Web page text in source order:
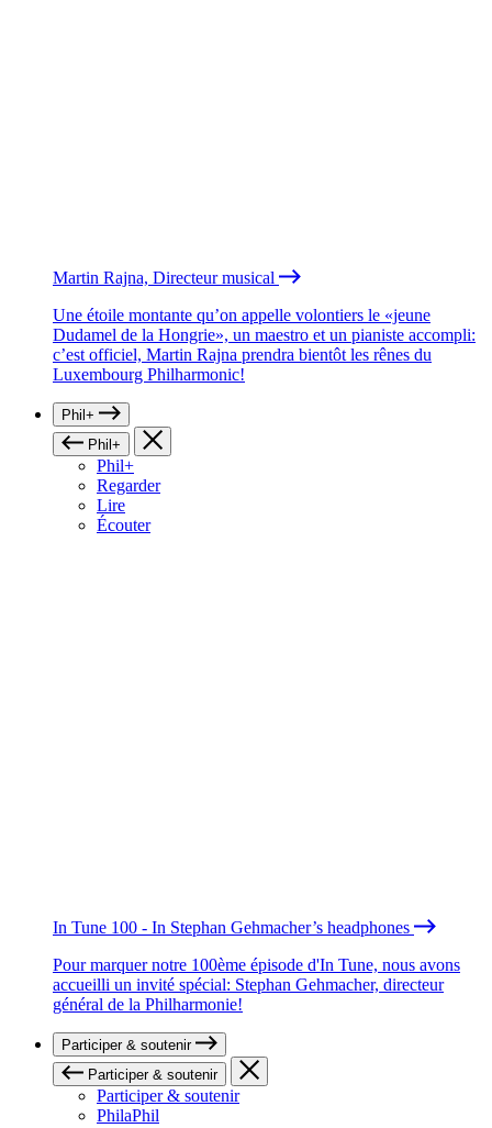
Martin Rajna, Directeur musical
Une étoile montante qu’on appelle volontiers le «jeune
Dudamel de la Hongrie», un maestro et un pianiste accompli:
c’est officiel, Martin Rajna prendra bientôt les rênes du
Luxembourg Philharmonic!
Phil+
Phil+
Phil+
Regarder
Lire
Écouter
In Tune 100 - In Stephan Gehmacher’s headphones
Pour marquer notre 100ème épisode d'In Tune, nous avons
accueilli un invité spécial: Stephan Gehmacher, directeur
général de la Philharmonie!
Participer & soutenir
Participer & soutenir
Participer & soutenir
PhilaPhil